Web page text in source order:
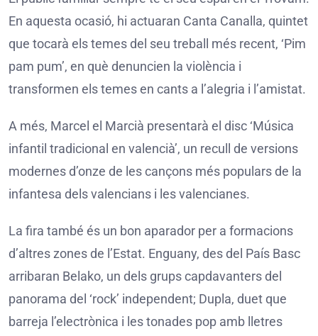
En aquesta ocasió, hi actuaran Canta Canalla, quintet
que tocarà els temes del seu treball més recent, ‘Pim
pam pum’, en què denuncien la violència i
transformen els temes en cants a l’alegria i l’amistat.
A més, Marcel el Marcià presentarà el disc ‘Música
infantil tradicional en valencià’, un recull de versions
modernes d’onze de les cançons més populars de la
infantesa dels valencians i les valencianes.
La fira també és un bon aparador per a formacions
d’altres zones de l’Estat. Enguany, des del País Basc
arribaran Belako, un dels grups capdavanters del
panorama del ‘rock’ independent; Dupla, duet que
barreja l’electrònica i les tonades pop amb lletres